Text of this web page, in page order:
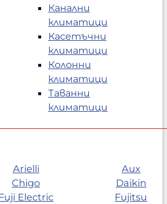
Канални
климатици
Касетъчни
климатици
Колонни
климатици
Таванни
климатици
Arielli
Aux
Chigo
Daikin
Electric
Fujitsu